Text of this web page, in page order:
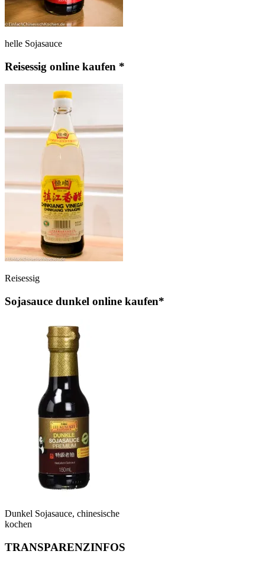
helle Sojasauce
Reisessig online kaufen *
Reisessig
Sojasauce dunkel online kaufen*
Dunkel Sojasauce, chinesische
kochen
TRANSPARENZINFOS